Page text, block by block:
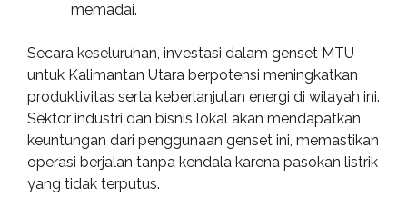
memadai.
Secara keseluruhan, investasi dalam genset MTU
untuk Kalimantan Utara berpotensi meningkatkan
produktivitas serta keberlanjutan energi di wilayah ini.
Sektor industri dan bisnis lokal akan mendapatkan
keuntungan dari penggunaan genset ini, memastikan
operasi berjalan tanpa kendala karena pasokan listrik
yang tidak terputus.